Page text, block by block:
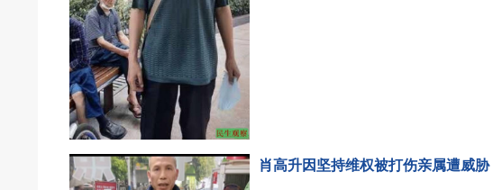
肖高升因坚持维权被打伤亲属遭威胁